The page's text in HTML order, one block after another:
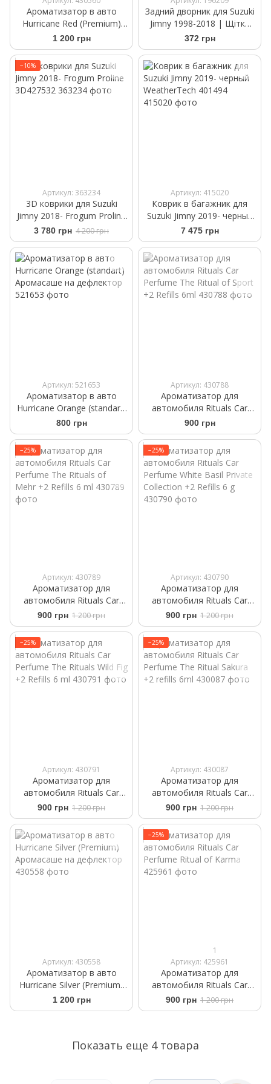
Ароматизатор в авто
Hurricane Red (Premium)
Аромасаше на дефлектор
1 200 грн
Задний дворник для Suzuki
Jimny 1998-2018 | Щітка
склоочисника Bosch Rear
H 282 280 мм
372 грн
−10%
Артикул: 363234
3D коврики для Suzuki
Jimny 2018- Frogum Proline
3D427532
3 780 грн 4 200 грн
Артикул: 415020
Коврик в багажник для
Suzuki Jimny 2019- черный
WeatherTech 401494
7 475 грн
Артикул: 521653
Ароматизатор в авто
Hurricane Orange (standart)
Аромасаше на дефлектор
800 грн
Артикул: 430788
Ароматизатор для
автомобиля Rituals Car
Perfume The Ritual of Sport
+2 Refills 6ml
900 грн
−25%
Артикул: 430789
Ароматизатор для
автомобиля Rituals ​Car
Perfume The Rituals of
Mehr +2 Refills 6 ml
900 грн 1 200 грн
−25%
Артикул: 430790
Ароматизатор для
автомобиля Rituals ​Car
Perfume ​White Basil Private
Collection +2 Refills 6 g
900 грн 1 200 грн
−25%
Артикул: 430791
Ароматизатор для
автомобиля Rituals ​Car
Perfume The Rituals Wild Fig
+2 Refills 6 ml
900 грн 1 200 грн
−25%
Артикул: 430087
Ароматизатор для
автомобиля Rituals ​Car
Perfume The Ritual Sakura
+2 refills 6ml
900 грн 1 200 грн
Артикул: 430558
Ароматизатор в авто
Hurricane Silver (Premium)
Аромасаше на дефлектор
1 200 грн
−25%
1
Артикул: 425961
Ароматизатор для
автомобиля Rituals Car
Perfume Ritual of Karma
900 грн 1 200 грн
Показать еще 4 товара